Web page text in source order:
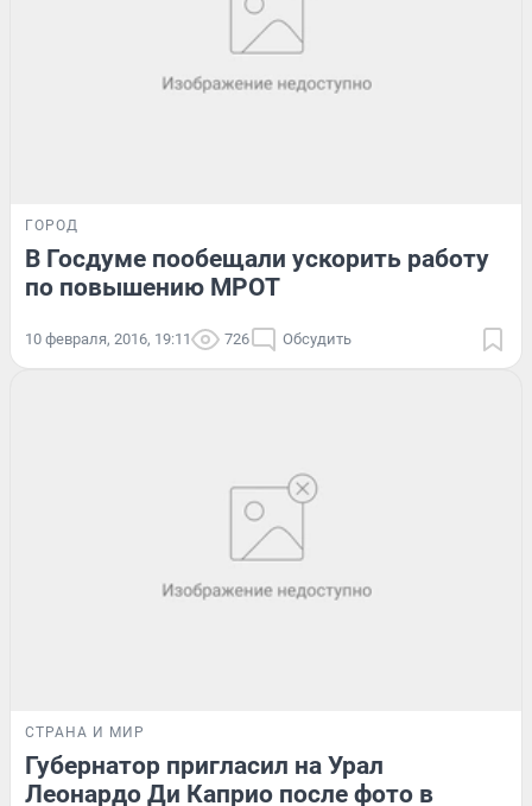
ГОРОД
В Госдуме пообещали ускорить работу
по повышению МРОТ
10 февраля, 2016, 19:11 726 Обсудить
СТРАНА И МИР
Губернатор пригласил на Урал
Леонардо Ди Каприо после фото в